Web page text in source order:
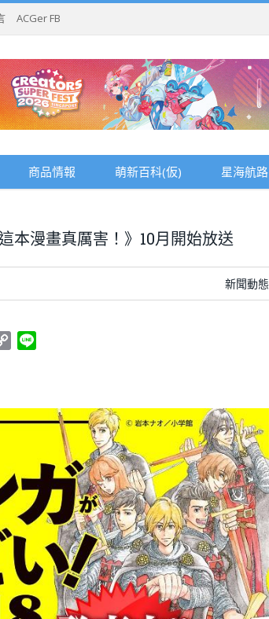
ACGer FB
商品情報 萌新百科(仮) 星海航路
本漫畫真厲害！》10月開始放送
新聞動態
Copy